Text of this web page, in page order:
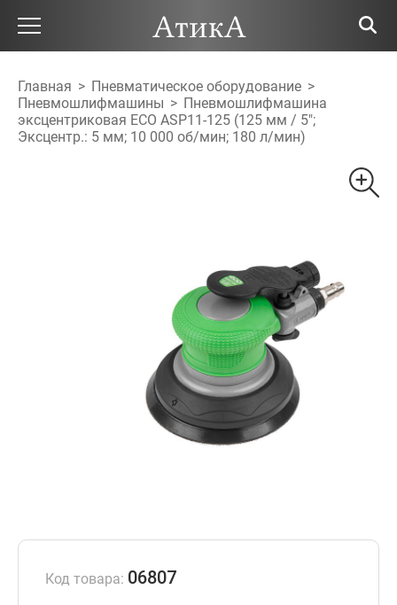
Главная > Пневматическое оборудование >
Пневмошлифмашины > Пневмошлифмашина
эксцентриковая ECO ASP11-125 (125 мм / 5";
Эксцентр.: 5 мм; 10 000 об/мин; 180 л/мин)
Код товара: 06807